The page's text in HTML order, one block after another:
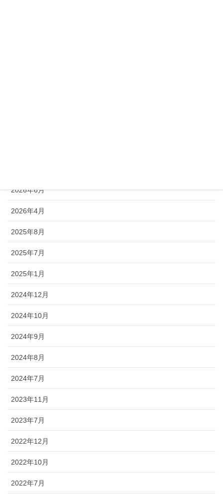
2026年6月
2026年4月
2025年8月
2025年7月
2025年1月
2024年12月
2024年10月
2024年9月
2024年8月
2024年7月
2023年11月
2023年7月
2022年12月
2022年10月
2022年7月